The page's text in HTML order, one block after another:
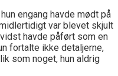
engang havde mødt på
var blevet skjult
havde påført som en
fortalte ikke detaljerne,
som noget, hun aldrig